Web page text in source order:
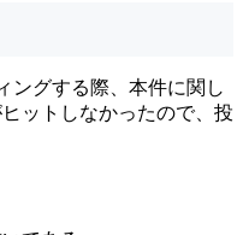
ングする際、本件に関し
ットしなかったので、投